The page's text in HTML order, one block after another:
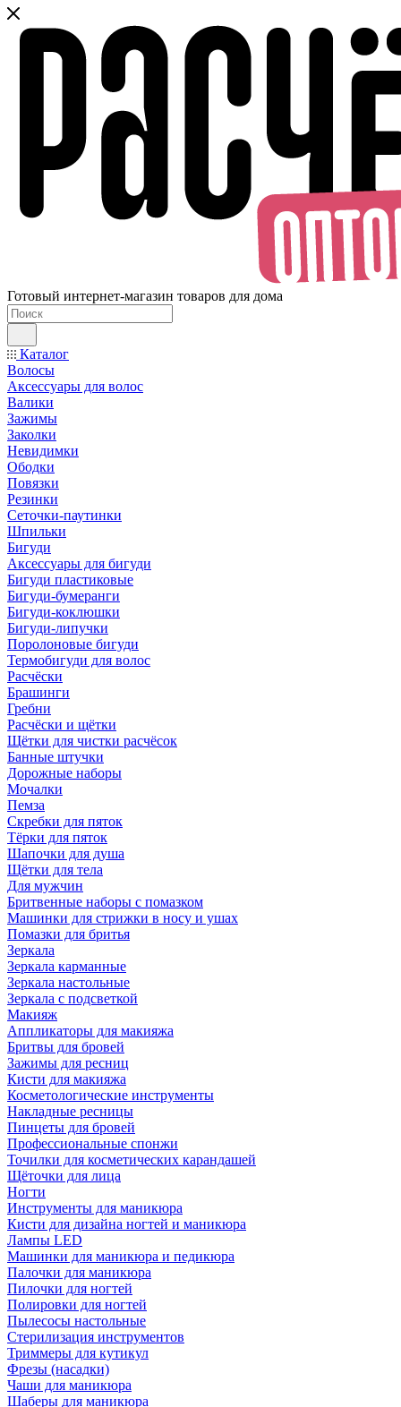
Готовый интернет-магазин товаров для дома
Каталог
Волосы
Аксессуары для волос
Валики
Зажимы
Заколки
Невидимки
Ободки
Повязки
Резинки
Сеточки-паутинки
Шпильки
Бигуди
Аксессуары для бигуди
Бигуди пластиковые
Бигуди-бумеранги
Бигуди-коклюшки
Бигуди-липучки
Поролоновые бигуди
Термобигуди для волос
Расчёски
Брашинги
Гребни
Расчёски и щётки
Щётки для чистки расчёсок
Банные штучки
Дорожные наборы
Мочалки
Пемза
Скребки для пяток
Тёрки для пяток
Шапочки для душа
Щётки для тела
Для мужчин
Бритвенные наборы с помазком
Машинки для стрижки в носу и ушах
Помазки для бритья
Зеркала
Зеркала карманные
Зеркала настольные
Зеркала с подсветкой
Макияж
Аппликаторы для макияжа
Бритвы для бровей
Зажимы для ресниц
Кисти для макияжа
Косметологические инструменты
Накладные ресницы
Пинцеты для бровей
Профессиональные спонжи
Точилки для косметических карандашей
Щёточки для лица
Ногти
Инструменты для маникюра
Кисти для дизайна ногтей и маникюра
Лампы LED
Машинки для маникюра и педикюра
Палочки для маникюра
Пилочки для ногтей
Полировки для ногтей
Пылесосы настольные
Стерилизация инструментов
Триммеры для кутикул
Фрезы (насадки)
Чаши для маникюра
Шаберы для маникюра